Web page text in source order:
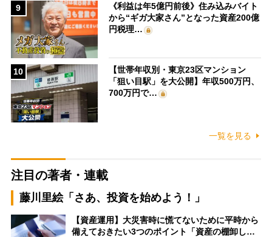
9
《利益は年5億円前後》住み込みバイト
から“ギガ大家さん”となった資産200億
円税理…
10
【世帯年収別・東京23区マンション
「狙い目駅」を大公開】年収500万円、
700万円で…
一覧を見る
注目の著者・連載
藤川里絵「さあ、投資を始めよう！」
【資産運用】大災害時に慌てないために平時から
備えておきたい3つのポイント「資産の棚卸し…